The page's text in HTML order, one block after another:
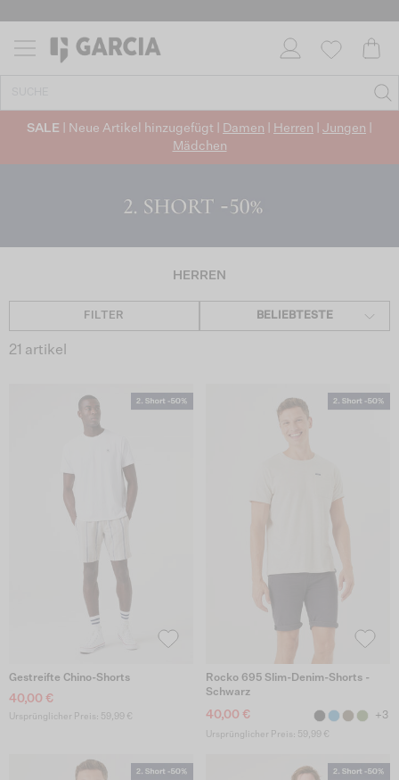
SALE | Neue Artikel hinzugefügt | Damen Herren Jungen
Mädchen
HERREN
FILTER BELIEBTESTE
21 artikel
Gestreifte Chino-Shorts
40,00 €
Ursprünglicher Preis: 59,99 €
Rocko 695 Slim-Denim-Shorts -
Schwarz
40,00 € +3
Ursprünglicher Preis: 59,99 €